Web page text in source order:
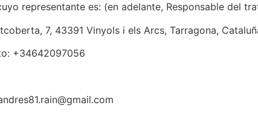
representante es: (en adelante, Responsable del
7, 43391 Vinyols i els Arcs, Tarragona,
+34642097056